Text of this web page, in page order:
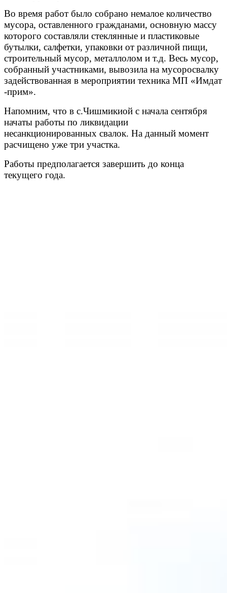
Во время работ было собрано немалое количество
мусора, оставленного гражданами, основную массу
которого составляли стеклянные и пластиковые
бутылки, салфетки, упаковки от различной пищи,
строительный мусор, металлолом и т.д. Весь мусор,
собранный участниками, вывозила на мусоросвалку
задействованная в мероприятии техника МП «Имдат
-прим».
Напомним, что в с.Чишмикиой с начала сентября
начаты работы по ликвидации
несанкционированных свалок. На данный момент
расчищено уже три участка.
Работы предполагается завершить до конца
текущего года.